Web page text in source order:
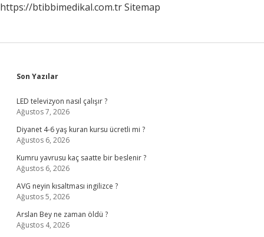
https://btibbimedikal.com.trSitemap
Sidebar
Son Yazılar
LED televizyon nasıl çalışır ?
Ağustos 7, 2026
Diyanet 4-6 yaş kuran kursu ücretli mi ?
Ağustos 6, 2026
Kumru yavrusu kaç saatte bir beslenir ?
Ağustos 6, 2026
AVG neyin kısaltması ingilizce ?
Ağustos 5, 2026
Arslan Bey ne zaman öldü ?
Ağustos 4, 2026